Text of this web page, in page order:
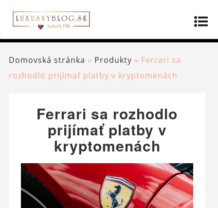
Domovská stránka » Produkty » Ferrari sa
rozhodlo prijímať platby v kryptomenách
Ferrari sa rozhodlo
prijímať platby v
kryptomenách